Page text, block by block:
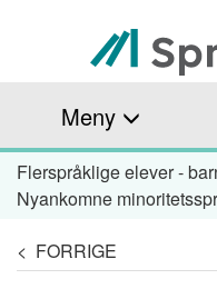
hovedinnhold
Meny
Navigasjonssti
Flerspråklige elever -
Nyankomne
< FORRIGE